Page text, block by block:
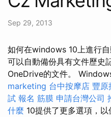
Sep 29, 2013
如何在windows 10上進行
可以自動備份具有文件歷史
OneDrive的文件。
marketing 台中按摩店 豐原
試 報名 筋膜 申請台灣公司
什麼 10提供了更多選項，